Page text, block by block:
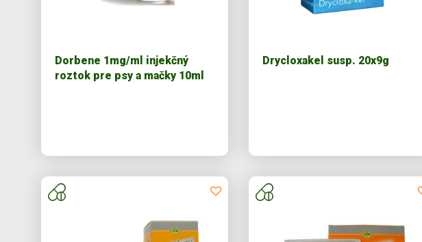
Dorbene 1mg/ml injekčný
roztok pre psy a mačky 10ml
Drycloxakel susp. 20x9g